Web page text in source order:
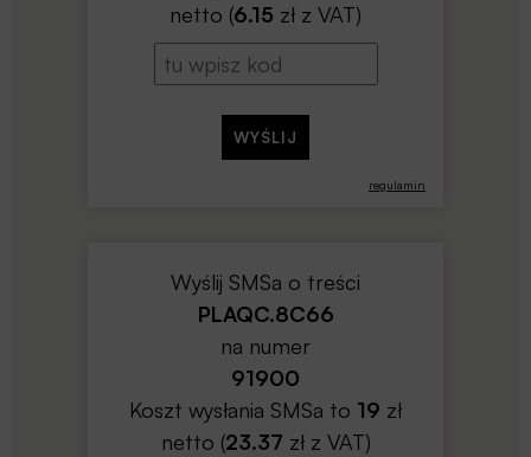
regulamin
netto (6.15 zł z VAT)
Wyślij SMSa o treści
PLAQC.8C66
na numer
91900
Koszt wysłania SMSa to 19 zł
netto (23.37 zł z VAT)